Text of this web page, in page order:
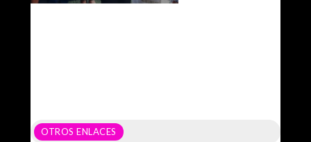
OTROS ENLACES